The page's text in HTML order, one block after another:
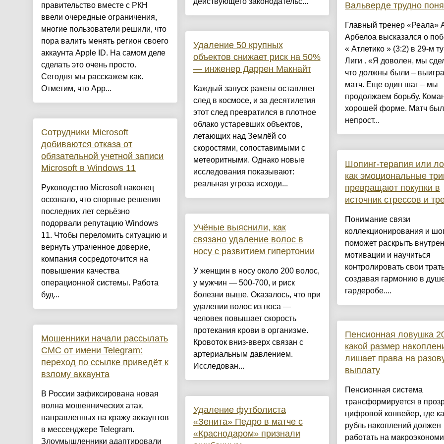
правительство вместе с РКН
ввели очередные ограничения,
многие пользователи решили, что
пора валить менять регион своего
аккаунта Apple ID. На самом деле
сделать это очень просто.
Сегодня мы расскажем как.
Отметим, что App...
Сотрудники Microsoft
добиваются отказа от
обязательной учетной записи
Microsoft в Windows 11
Руководство Microsoft наконец
осознало, что спорные решения
последних лет серьёзно
подорвали репутацию Windows
11. Чтобы переломить ситуацию и
вернуть утраченное доверие,
компания сосредоточится на
повышении качества
операционной системы. Работа
буд...
Мошенники начали рассылать
СМС от имени Telegram:
переход по ссылке приведёт к
взлому аккаунта
В России зафиксирована новая
волна мошеннических атак,
направленных на кражу аккаунтов
в мессенджере Telegram.
Злоумышленники адаптировали
Удаление 50 крупных
объектов снижает риск на 50%
— инженер Даррен Макнайт
Каждый запуск ракеты оставляет
след в космосе, и за десятилетия
этот след превратился в плотное
облако устаревших объектов,
летающих над Землёй со
скоростями, сопоставимыми с
метеоритными. Однако новые
исследования показывают:
реальная угроза исходи...
Учёные выяснили, как
связано удаление волос в
носу с развитием гипертонии
У женщин в носу около 200 волос,
у мужчин — 500-700, и риск
болезни выше. Оказалось, что при
удалении волос из носа —
человек повышает скорость
протекания крови в организме.
Кровоток вниз-вверх связан с
артериальным давлением.
Исследован...
Удаление футболиста
«Зенита» Педро в матче с
«Краснодаром» признали
Вальверде трудно
Главный тренер «Реала»
Арбелоа высказался о
« Атлетико » (3:2) в 29-м
Лиги . «Я доволен, мы
что должны были –
матч. Еще один шаг – мы
продолжаем борьбу.
хорошей форме. Матч
непрост...
Шопинг-терапия или
как эмоциональные
превращают покупки в
источник стрессов и
Понимание связи
коллекционирования и
поможет раскрыть
мотивации и научиться
контролировать свои
создавая гармонию в
гардеробе....
Пенсионная ловушка
какой размер
лишает права на
выплату
Пенсионная система
трансформируется в
цифровой конвейер, где
рубль накоплений должен
работать на